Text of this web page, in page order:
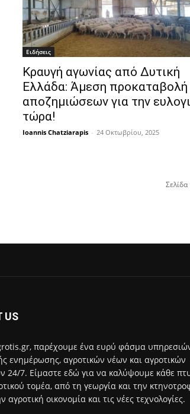
Ειδήσεις
Κραυγή αγωνίας από Δυτική
Ελλάδα: Άμεση προκαταβολή
αποζημιώσεων για την
τώρα!
Ioannis Chatziarapis - 24 Οκτωβρίου, 2025
US
παρέχουμε ένα ευρύ φάσμα
ενημέρωσης, αγροτικών νέων και αγροτικών
24/7. Είμαστε εδώ για να καλύψουμε κάθε
τομέα, από τη γεωργία και την
αγροτική οικονομία και τις νέες τεχνολογίες.